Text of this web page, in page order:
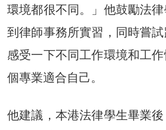
環境都很不同。」他鼓勵法
到律師事務所實習，同時嘗試
感受一下不同工作環境和工
個專業適合自己。
他建議，本港法律學生畢業